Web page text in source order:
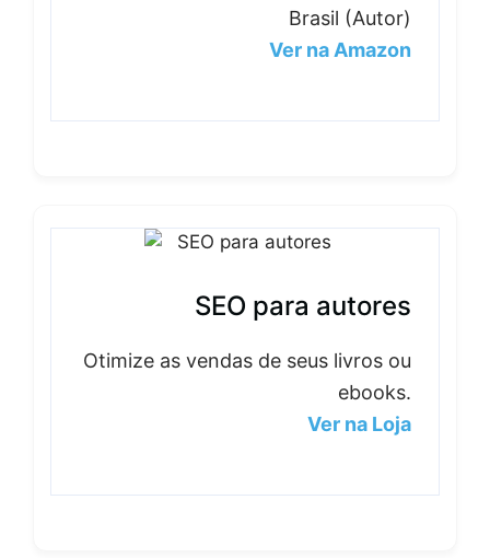
Brasil (Autor)
Ver na Amazon
SEO para autores
Otimize as vendas de seus livros ou
ebooks.
Ver na Loja